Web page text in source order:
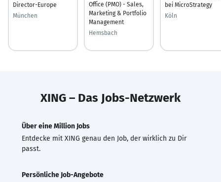
Director-Europe
München
Office (PMO) - Sales,
Marketing & Portfolio
Management
Hemsbach
bei MicroStrategy
Köln
XING – Das Jobs-Netzwerk
Über eine Million Jobs
Entdecke mit XING genau den Job, der wirklich zu Dir
passt.
Persönliche Job-Angebote